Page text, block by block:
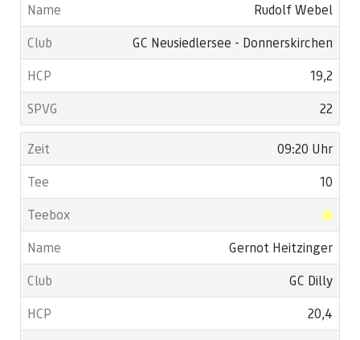
Rudolf Webel
GC Neusiedlersee - Donnerskirchen
19,2
22
09:20 Uhr
10
Gernot Heitzinger
GC Dilly
20,4